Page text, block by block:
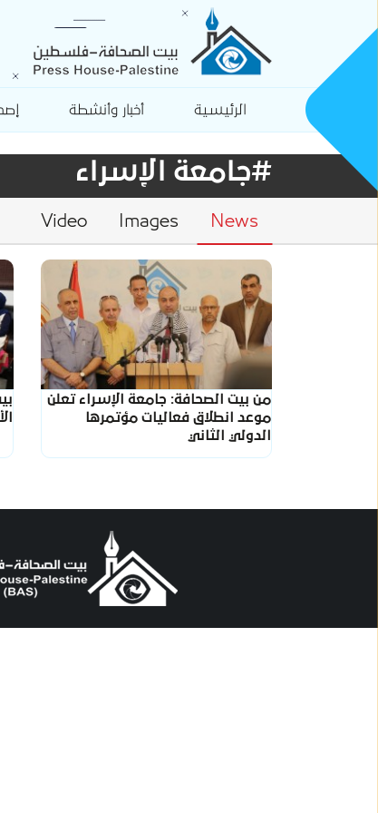
الرئيسية أخبار وأنشطة
#جامعة الإسراء
News
Images
Video
من بيت الصحافة: جامعة الإسراء تعلن
موعد انطلاق فعاليات مؤتمرها
الدولي الثاني